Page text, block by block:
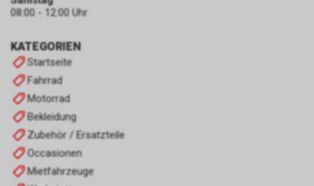
KATEGORIEN
Startseite
Fahrrad
Motorrad
Bekleidung
Zubehör / Ersatzteile
Occasionen
Mietfahrzeuge
08:00 - 12:00 Uhr